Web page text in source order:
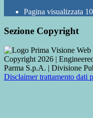
Pagina visualizzata
Sezione Copyright
Copyright 2026 |
Parma S.p.A. | Divisione
Disclaimer trattamento dati